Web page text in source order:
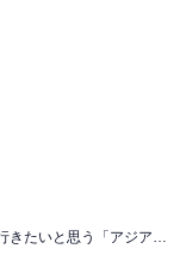
今だからこそ行きたいと思う「アジアの旅行先」ランキング！ 2位「台湾」を抑えた1位は？【2025年調査】